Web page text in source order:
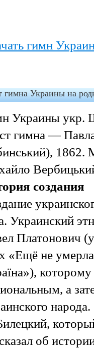
гимн
гимна Украины на
Украины укр.
гимна —
1862.
создания
Украинский
Платонович
«Ещё не
а
народа.
об